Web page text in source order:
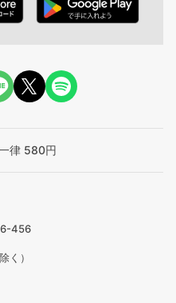
律 580円
456
く）